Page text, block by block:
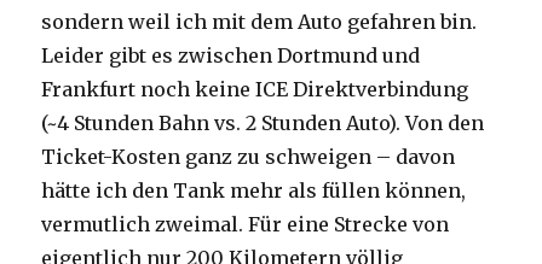
sondern weil ich mit dem Auto gefahren bin.
Leider gibt es zwischen Dortmund und
Frankfurt noch keine ICE Direktverbindung
(~4 Stunden Bahn vs. 2 Stunden Auto). Von den
Ticket-Kosten ganz zu schweigen – davon
hätte ich den Tank mehr als füllen können,
vermutlich zweimal. Für eine Strecke von
eigentlich nur 200 Kilometern völlig